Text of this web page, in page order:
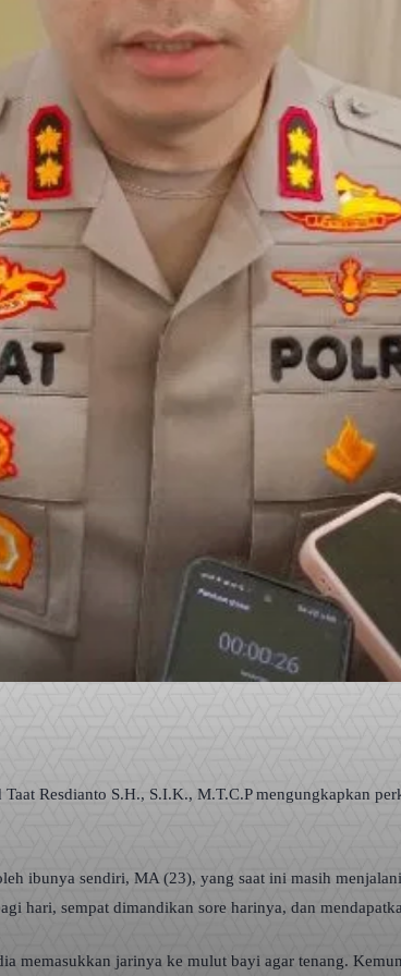
Resdianto S.H., S.I.K., M.T.C.P mengungkapkan
ibunya sendiri, MA (23), yang saat ini masih
hari, sempat dimandikan sore harinya, dan
memasukkan jarinya ke mulut bayi agar tenang.